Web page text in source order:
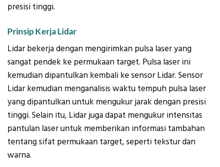
presisi tinggi.
Prinsip Kerja Lidar
Lidar bekerja dengan mengirimkan pulsa laser yang
sangat pendek ke permukaan target. Pulsa laser ini
kemudian dipantulkan kembali ke sensor Lidar. Sensor
Lidar kemudian menganalisis waktu tempuh pulsa laser
yang dipantulkan untuk mengukur jarak dengan presisi
tinggi. Selain itu, Lidar juga dapat mengukur intensitas
pantulan laser untuk memberikan informasi tambahan
tentang sifat permukaan target, seperti tekstur dan
warna.